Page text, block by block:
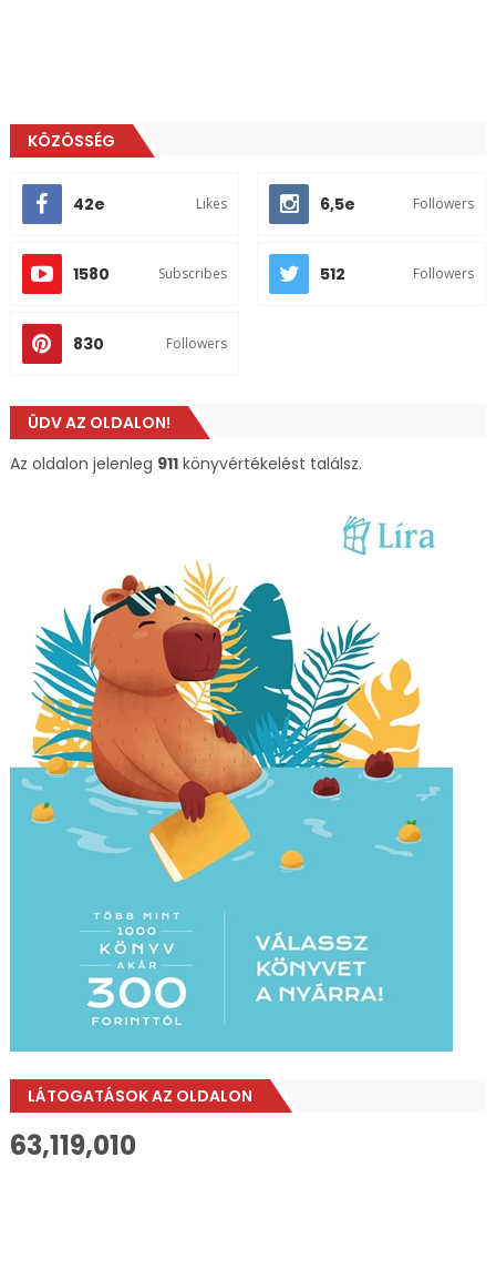
KÖZÖSSÉG
42e Likes 6,5e Followers
1580 Subscribes 512 Followers
830 Followers
ÜDV AZ OLDALON!
Az oldalon jelenleg 911könyvértékelést találsz.
LÁTOGATÁSOK AZ OLDALON
63,119,010